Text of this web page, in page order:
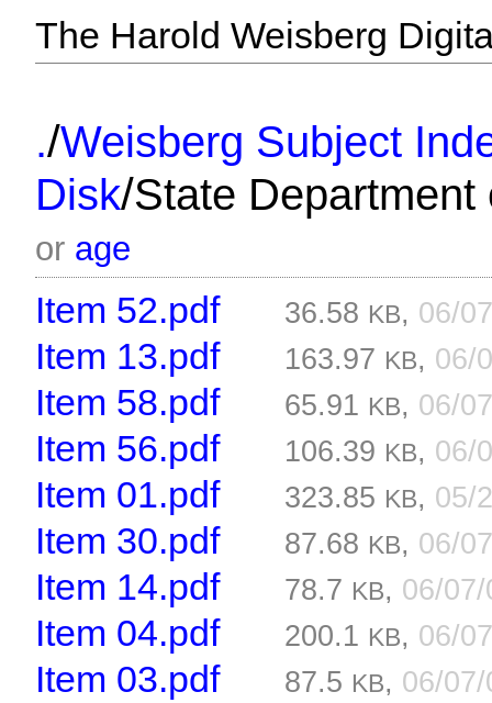
The Harold Weisberg
./Weisberg Subject
Disk/State Department
or age
Item 52.pdf 36.58 KB, 06/
Item 13.pdf 163.97 KB, 06/
Item 58.pdf 65.91 KB, 06/
Item 56.pdf 106.39 KB, 06/
Item 01.pdf 323.85 KB, 05/
Item 30.pdf 87.68 KB, 06/
Item 14.pdf 78.7 KB, 06/
Item 04.pdf 200.1 KB, 06/
Item 03.pdf 87.5 KB, 06/